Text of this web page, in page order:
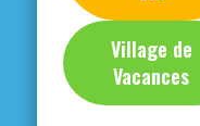
Village de
Vacances